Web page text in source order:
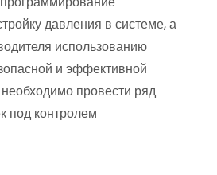
давления в системе, а
использованию
и эффективной
провести ряд
под контролем